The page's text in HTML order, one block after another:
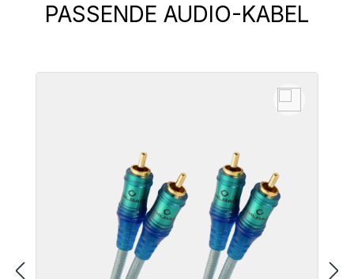
Produktgalerie überspringen
PASSENDE AUDIO-KABEL